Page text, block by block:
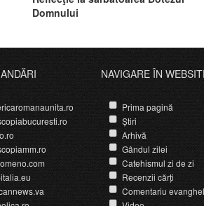
Domnului
NAVIGARE ÎN
Prima pagină
Știri
Arhivă
Gândul zilei
Catehismul zi de zi
Recenzii cărți
Comentariu